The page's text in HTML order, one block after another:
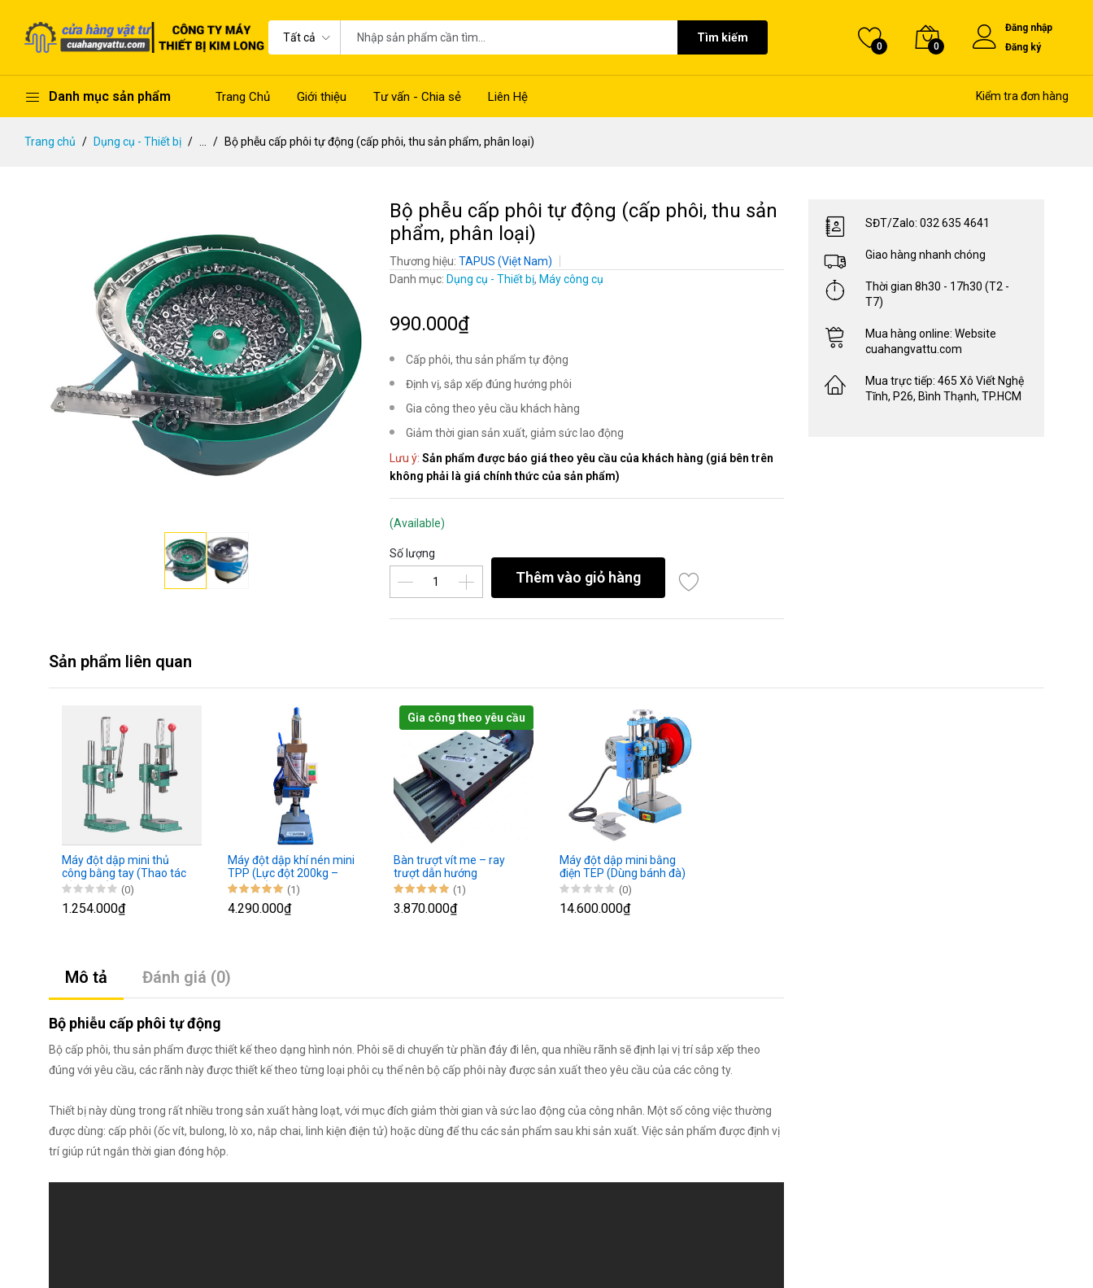
Tất cả Tìm kiếm
0 0
Đăng nhập
Đăng ký
Danh mục sản phẩm Trang Chủ Giới thiệu Tư vấn - Chia sẻ Liên Hệ Kiểm tra đơn hàng
Trang chủ Dụng cụ - Thiết bị Bộ phễu cấp phôi tự động (cấp phôi, thu sản phẩm, phân loại)
Bộ phễu cấp phôi tự động (cấp phôi, thu sản
phẩm, phân loại)
Thương hiệu: TAPUS (Việt Nam)
Danh mục: Dụng cụ - Thiết bị, Máy công cụ
990.000₫
Cấp phôi, thu sản phẩm tự động
Định vị, sắp xếp đúng hướng phôi
Gia công theo yêu cầu khách hàng
Giảm thời gian sản xuất, giảm sức lao động
Lưu ý: Sản phẩm được báo giá theo yêu cầu của khách hàng (giá bên trên
không phải là giá chính thức của sản phẩm)
(Available)
Số lượng
Thêm vào giỏ hàng
SĐT/Zalo: 032 635 4641
Giao hàng nhanh chóng
Thời gian 8h30 - 17h30 (T2 -
T7)
Mua hàng online: Website
cuahangvattu.com
Mua trực tiếp: 465 Xô Viết Nghệ
Tĩnh, P26, Bình Thạnh, TP.HCM
Sản phẩm liên quan
Máy đột dập mini thủ
công bằng tay (Thao tác
bằng tay)
(0)
1.254.000₫
Máy đột dập khí nén mini
TPP (Lực đột 200kg –
1300kg)
(1)
4.290.000₫
Gia công theo yêu cầu
Bàn trượt vít me – ray
trượt dẫn hướng
TLM150S
(1)
3.870.000₫
Máy đột dập mini bằng
điện TEP (Dùng bánh đà)
(0)
14.600.000₫
Mô tả Đánh giá (0)
Bộ phiễu cấp phôi tự động
Bộ cấp phôi, thu sản phẩm được thiết kế theo dạng hình nón. Phôi sẽ di chuyển từ phần đáy đi lên, qua nhiều rãnh sẽ định lại vị trí sắp xếp theo
đúng với yêu cầu, các rãnh này được thiết kế theo từng loại phôi cụ thể nên bộ cấp phôi này được sản xuất theo yêu cầu của các công ty.
Thiết bị này dùng trong rất nhiều trong sản xuất hàng loạt, với mục đích giảm thời gian và sức lao động của công nhân. Một số công việc thường
được dùng: cấp phôi (ốc vít, bulong, lò xo, nắp chai, linh kiện điện tử) hoặc dùng để thu các sản phẩm sau khi sản xuất. Việc sản phẩm được định vị
trí giúp rút ngắn thời gian đóng hộp.